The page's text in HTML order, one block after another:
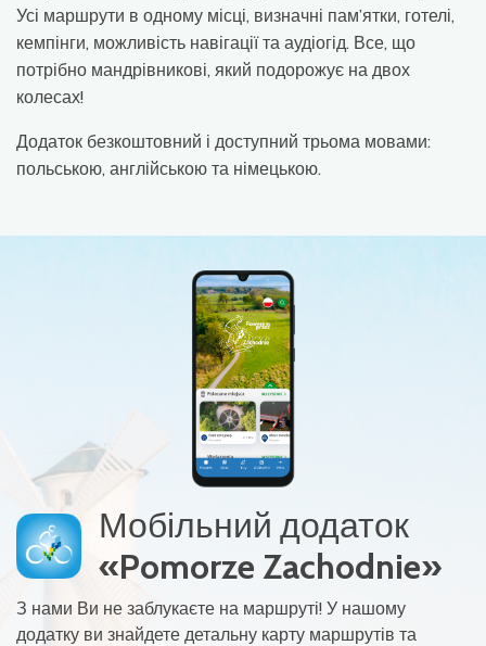
Усі маршрути в одному місці, визначні пам’ятки, готелі,
кемпінги, можливість навігації та аудіогід. Все, що
потрібно мандрівникові, який подорожує на двох
колесах!
Додаток безкоштовний і доступний трьома мовами:
польською, англійською та німецькою.
Мобільний додаток
«Pomorze Zachodnie»
З нами Ви не заблукаєте на маршруті! У нашому
додатку ви знайдете детальну карту маршрутів та